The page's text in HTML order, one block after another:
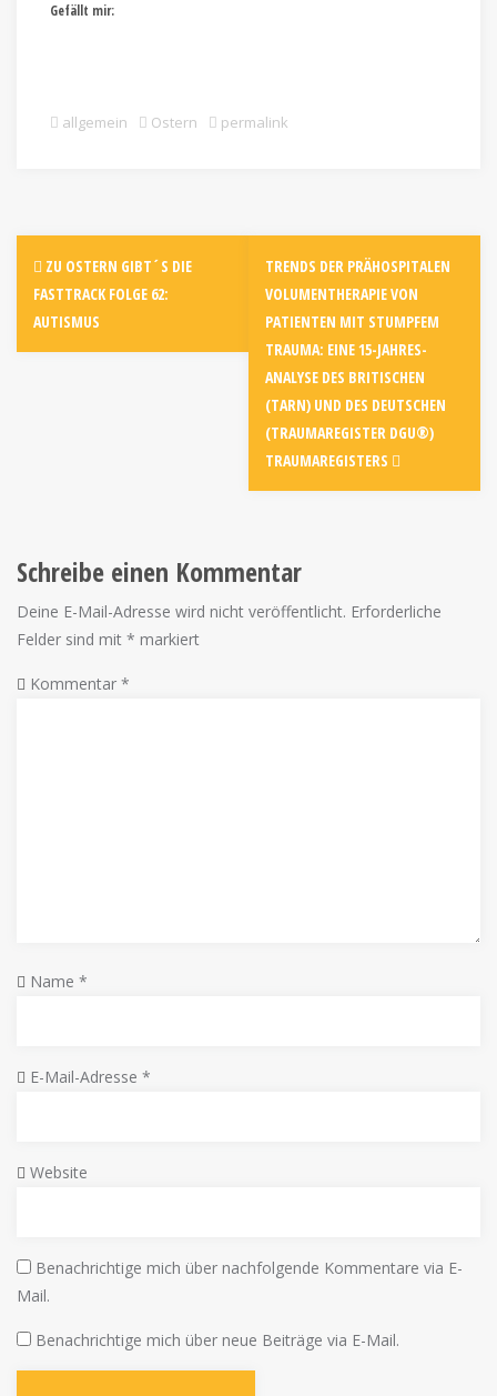
Gefällt mir:
allgemein Ostern permalink
ZU OSTERN GIBT´S DIE
FASTTRACK FOLGE 62:
AUTISMUS
TRENDS DER PRÄHOSPITALEN
VOLUMENTHERAPIE VON
PATIENTEN MIT STUMPFEM
TRAUMA: EINE 15-JAHRES-
ANALYSE DES BRITISCHEN
(TARN) UND DES DEUTSCHEN
(TRAUMAREGISTER DGU®)
TRAUMAREGISTERS
Schreibe einen Kommentar
Deine E-Mail-Adresse wird nicht veröffentlicht. Erforderliche
Felder sind mit * markiert
Kommentar *
Name *
E-Mail-Adresse *
Website
Benachrichtige mich über nachfolgende Kommentare via E-
Mail.
Benachrichtige mich über neue Beiträge via E-Mail.